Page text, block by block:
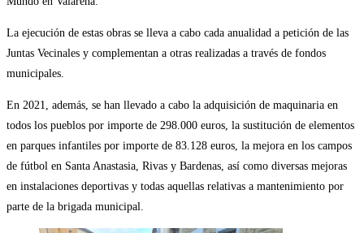
La ejecución de estas obras se lleva a cabo cada anualidad a petición de las
Juntas Vecinales y complementan a otras realizadas a través de fondos
municipales.
En 2021, además, se han llevado a cabo la adquisición de maquinaria en
todos los pueblos por importe de 298.000 euros, la sustitución de elementos
en parques infantiles por importe de 83.128 euros, la mejora en los campos
de fútbol en Santa Anastasia, Rivas y Bardenas, así como diversas mejoras
en instalaciones deportivas y todas aquellas relativas a mantenimiento por
parte de la brigada municipal.